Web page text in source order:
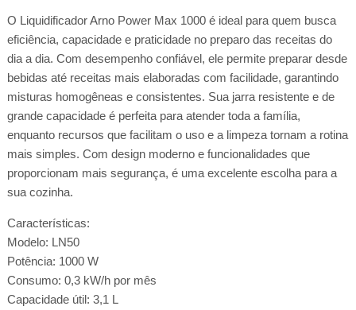
O Liquidificador Arno Power Max 1000 é ideal para quem busca
eficiência, capacidade e praticidade no preparo das receitas do
dia a dia. Com desempenho confiável, ele permite preparar desde
bebidas até receitas mais elaboradas com facilidade, garantindo
misturas homogêneas e consistentes. Sua jarra resistente e de
grande capacidade é perfeita para atender toda a família,
enquanto recursos que facilitam o uso e a limpeza tornam a rotina
mais simples. Com design moderno e funcionalidades que
proporcionam mais segurança, é uma excelente escolha para a
sua cozinha.
Características:
Modelo: LN50
Potência: 1000 W
Consumo: 0,3 kW/h por mês
Capacidade útil: 3,1 L